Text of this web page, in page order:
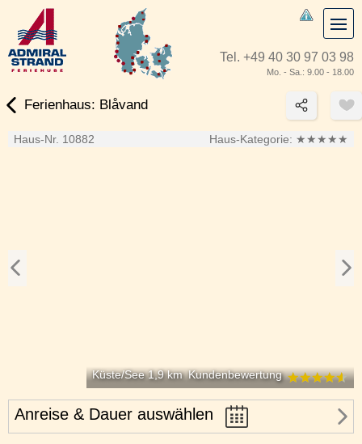
Tel. +49 40 30 97 03 98
Mo. - Sa.: 9.00 - 18.00
Ferienhaus: Blåvand
Haus-Nr. 10882 Haus-Kategorie: ★★★★★
Küste/See 1,9 km Kundenbewertung
Anreise & Dauer auswählen